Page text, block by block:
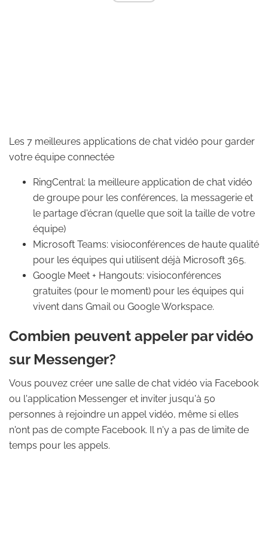
Les 7 meilleures applications de chat vidéo pour garder
votre équipe connectée
RingCentral: la meilleure application de chat vidéo
de groupe pour les conférences, la messagerie et
le partage d'écran (quelle que soit la taille de votre
équipe)
Microsoft Teams: visioconférences de haute qualité
pour les équipes qui utilisent déjà Microsoft 365.
Google Meet + Hangouts: visioconférences
gratuites (pour le moment) pour les équipes qui
vivent dans Gmail ou Google Workspace.
Combien peuvent appeler par vidéo
sur Messenger?
Vous pouvez créer une salle de chat vidéo via Facebook
ou l'application Messenger et inviter jusqu'à 50
personnes à rejoindre un appel vidéo, même si elles
n'ont pas de compte Facebook. Il n'y a pas de limite de
temps pour les appels.